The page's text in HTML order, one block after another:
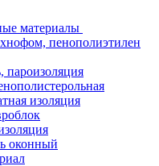
материалы
пенополиэтилен
пароизоляция
изоляция
оконный